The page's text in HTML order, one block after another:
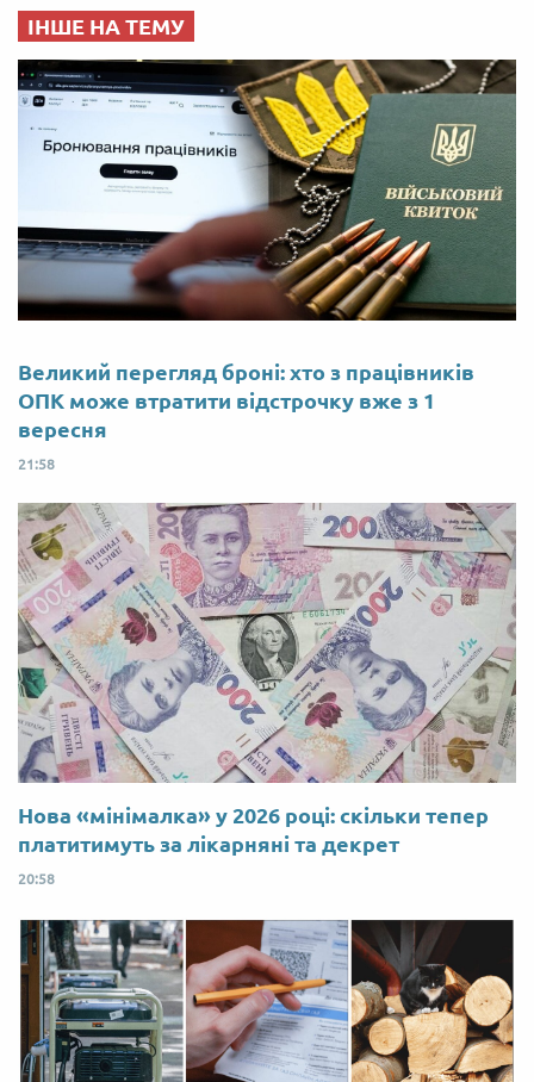
ІНШЕ НА ТЕМУ
Великий перегляд броні: хто з працівників
ОПК може втратити відстрочку вже з 1
вересня
21:58
Нова «мінімалка» у 2026 році: скільки тепер
платитимуть за лікарняні та декрет
20:58